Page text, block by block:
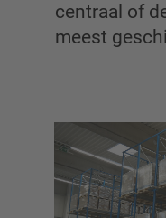
centraal of
meest
Draagarmstelling met
Mobiele
Draagarmstellingen
Andere